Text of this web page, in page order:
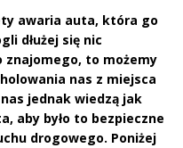
awaria auta, która go
dłużej się nic
znajomego, to możemy
nas z miejsca
jednak wiedzą jak
aby było to bezpieczne
drogowego. Poniżej